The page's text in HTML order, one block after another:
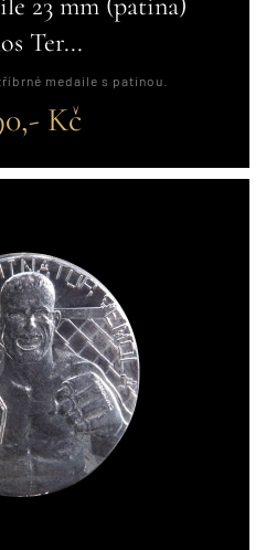
Ter...
medaile s patinou.
Kč